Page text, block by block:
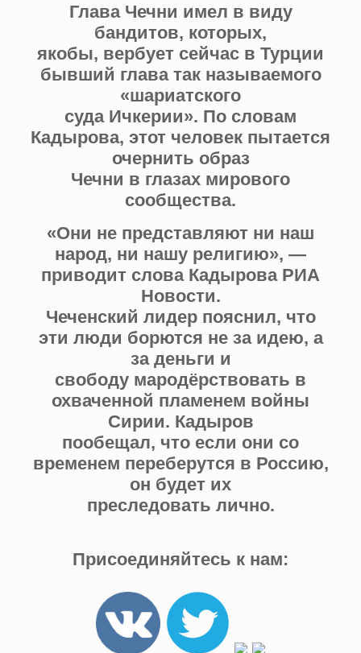
Глава Чечни имел в виду
бандитов, которых,
якобы, вербует сейчас в Турции
бывший глава так называемого
«шариатского
суда Ичкерии». По словам
Кадырова, этот человек пытается
очернить образ
Чечни в глазах мирового
сообщества.
«Они не представляют ни наш
народ, ни нашу религию», —
приводит слова Кадырова РИА
Новости.
Чеченский лидер пояснил, что
эти люди борются не за идею, а
за деньги и
свободу мародёрствовать в
охваченной пламенем войны
Сирии. Кадыров
пообещал, что если они со
временем переберутся в Россию,
он будет их
преследовать лично.
Присоединяйтесь к нам: